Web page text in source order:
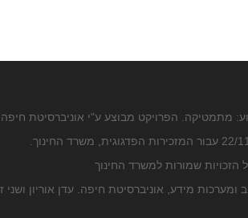
מתמטיקה. הפרויקט מבוצע ע"י אוניברסיטת חיפה
הזכויות שמורות למשרד החינוך
מידע, אוניברסיטת חיפה. עדן אוריון ושני